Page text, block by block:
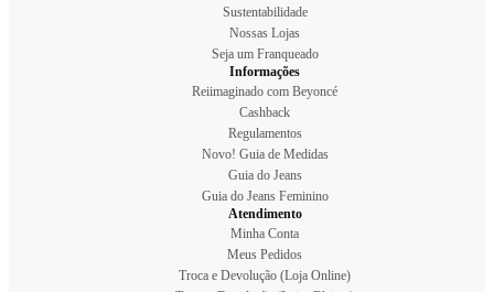
Sustentabilidade
Nossas Lojas
Seja um Franqueado
Informações
Reiimaginado com Beyoncé
Cashback
Regulamentos
Novo! Guia de Medidas
Guia do Jeans
Guia do Jeans Feminino
Atendimento
Minha Conta
Meus Pedidos
Troca e Devolução (Loja Online)